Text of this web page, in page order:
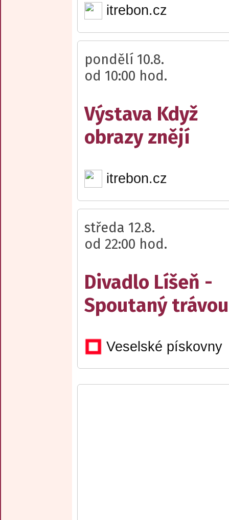
itrebon.cz
pondělí 10.8.
od 10:00 hod.
Výstava Když
obrazy znějí
itrebon.cz
středa 12.8.
od 22:00 hod.
Divadlo Líšeň -
Spoutaný trávou
Veselské pískovny